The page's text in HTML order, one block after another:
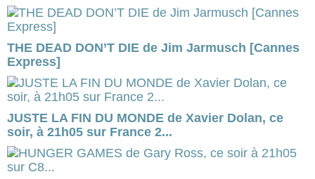
THE DEAD DON’T DIE de Jim Jarmusch [Cannes
Express]
JUSTE LA FIN DU MONDE de Xavier Dolan, ce
soir, à 21h05 sur France 2...